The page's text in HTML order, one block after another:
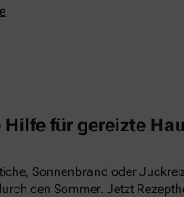
Hilfe für gereizte
Sonnenbrand oder
den Sommer. Jetzt